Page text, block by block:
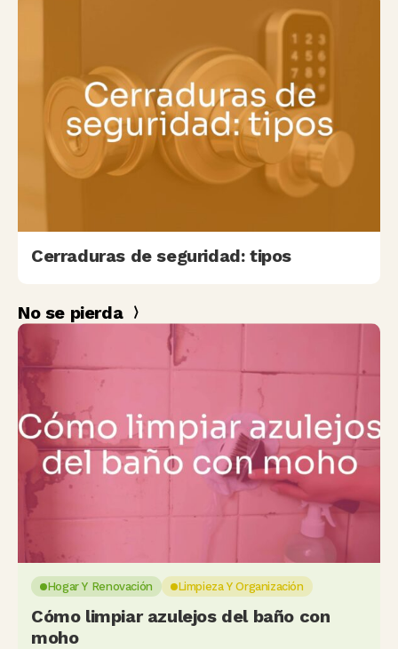
Cerraduras de seguridad: tipos
No se pierda
Hogar Y Renovación Limpieza Y Organización
Cómo limpiar azulejos del baño con
moho